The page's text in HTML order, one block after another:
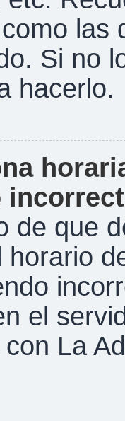
las
Si no
hacerlo.
de que
horario
el
La